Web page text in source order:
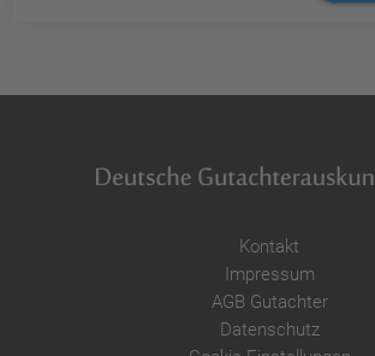
Kontakt
Impressum
AGB Gutachter
Datenschutz